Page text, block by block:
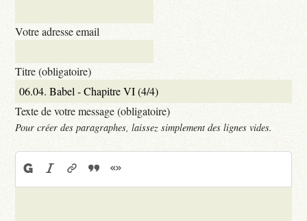
Votre adresse email
Titre (obligatoire)
Texte de votre message (obligatoire)
Pour créer des paragraphes, laissez simplement des lignes vides.